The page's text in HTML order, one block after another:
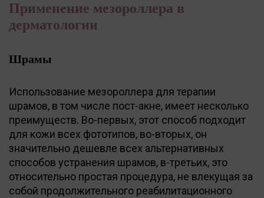
Применение мезороллера в
дерматологии
Шрамы
Использование мезороллера для терапии
шрамов, в том числе пост-акне, имеет несколько
преимуществ. Во-первых, этот способ подходит
для кожи всех фототипов, во-вторых, он
значительно дешевле всех альтернативных
способов устранения шрамов, в-третьих, это
относительно простая процедура, не влекущая за
собой продолжительного реабилитационного